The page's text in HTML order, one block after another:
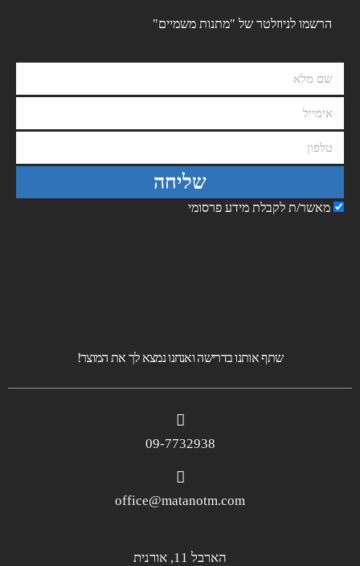
הרשמו לניוזלטר של "מתנות משמיים"
מאשר/ת לקבלת מידע פרסומי
שליחה
שתף אותנו בדרישה ואנחנו נמצא לך את המוצר!
09-7732938
office@matanotm.com
הארבל 11, אורנית